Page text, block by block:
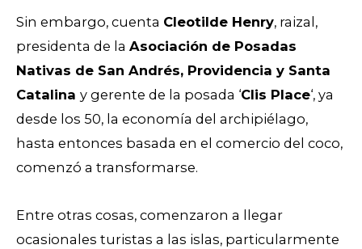
Sin embargo, cuenta Cleotilde Henry, raizal,
presidenta de la Asociación de Posadas
Nativas de San Andrés, Providencia y Santa
Catalina y gerente de la posada ‘Clis Place‘, ya
desde los 50, la economía del archipiélago,
hasta entonces basada en el comercio del coco,
comenzó a transformarse.
Entre otras cosas, comenzaron a llegar
ocasionales turistas a las islas, particularmente